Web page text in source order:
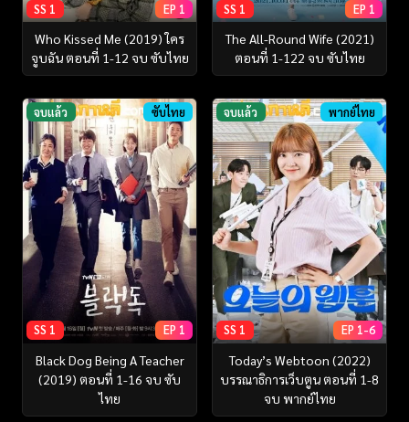
SS 1 EP 1
Who Kissed Me (2019) ใคร
จูบฉัน ตอนที่ 1-12 จบ ซับไทย
SS 1 EP 1
The All-Round Wife (2021)
ตอนที่ 1-122 จบ ซับไทย
จบแล้ว ซับไทย
SS 1 EP 1
Black Dog Being A Teacher
(2019) ตอนที่ 1-16 จบ ซับ
ไทย
จบแล้ว พากย์ไทย
SS 1 EP 1-6
Today’s Webtoon (2022)
บรรณาธิการเว็บตูน ตอนที่ 1-8
จบ พากย์ไทย